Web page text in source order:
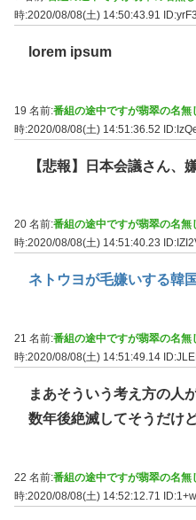
時:2020/08/08(土) 14:50:43.91
lorem ipsum
19 名前:番組の途中ですが翡翠の名無
時:2020/08/08(土) 14:51:36.52
【悲報】日本会議さん
20 名前:番組の途中ですが翡翠の名無
時:2020/08/08(土) 14:51:40.23
ネトウヨが毛嫌いする韓
21 名前:番組の途中ですが翡翠の名無
時:2020/08/08(土) 14:51:49.14
まあそういう考え方の人
数年後絶滅してそうだけ
22 名前:番組の途中ですが翡翠の名無
時:2020/08/08(土) 14:52:12.71